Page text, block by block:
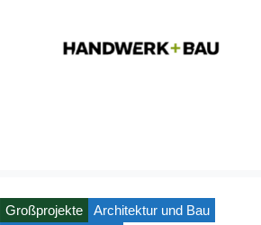
Großprojekte
Architektur und Bau